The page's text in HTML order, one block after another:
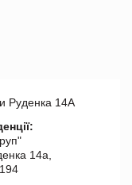
Руденка 14А
14а,